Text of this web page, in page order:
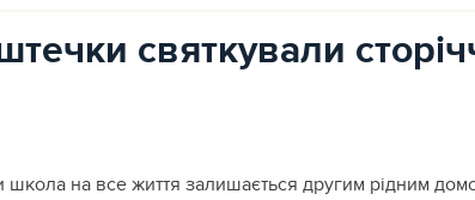
святкували
на все життя залишається другим рідним